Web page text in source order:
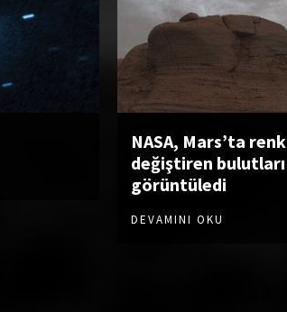
NASA, Mars’ta renk
değiştiren bulutları
görüntüledi
DEVAMINI OKU